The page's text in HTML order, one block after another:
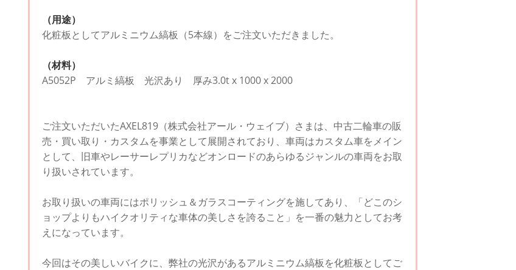
（用途）
化粧板としてアルミニウム縞板（5本線）をご注文いただきました。
（材料）
A5052P アルミ縞板 光沢あり 厚み3.0t x 1000 x 2000
ご注文いただいたAXEL819（株式会社アール・ウェイブ）さまは、中古二輪車の販
売・買い取り・カスタムを事業として展開されており、車両はカスタム車をメイン
として、旧車やレーサーレプリカなどオンロードのあらゆるジャンルの車両をお取
り扱いされています。
お取り扱いの車両にはポリッシュ＆ガラスコーティングを施してあり、「どこのシ
ョップよりもハイクオリティな車体の美しさを誇ること」を一番の魅力としてお考
えになっています。
今回はその美しいバイクに、弊社の光沢があるアルミニウム縞板を化粧板としてご